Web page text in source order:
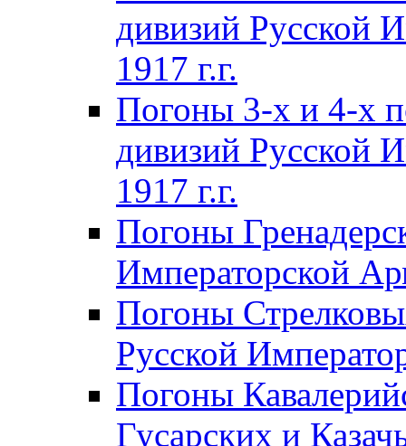
дивизий Русской
1917 г.г.
Погоны 3-х и 4-х
дивизий Русской
1917 г.г.
Погоны
Императорской
Погоны
Русской
Погоны
Гусарских и